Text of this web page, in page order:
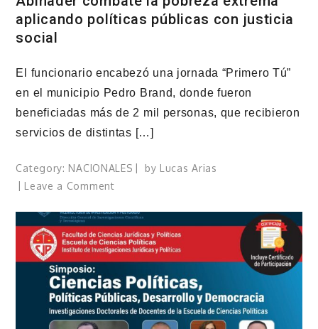
aplicando políticas públicas con justicia
social
El funcionario encabezó una jornada “Primero Tú”
en el municipio Pedro Brand, donde fueron
beneficiadas más de 2 mil personas, que recibieron
servicios de distintas […]
Category: NACIONALES by Lucas Arias
Leave a Commenton
Polanco
afirma
gobierno
Abinader
combate
la